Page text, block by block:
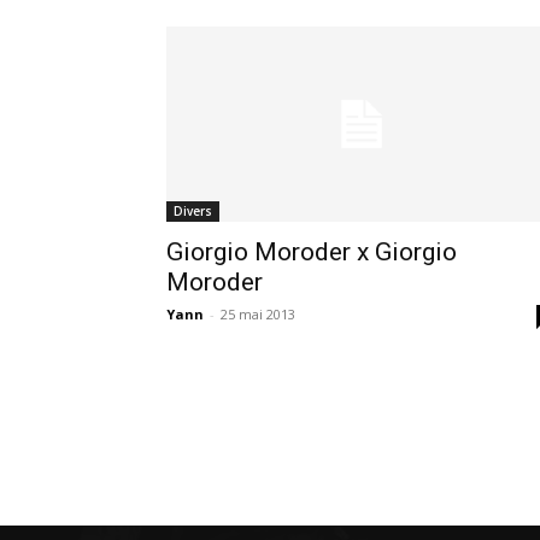
Divers
Giorgio Moroder x Giorgio
Moroder
Yann - 25 mai 2013